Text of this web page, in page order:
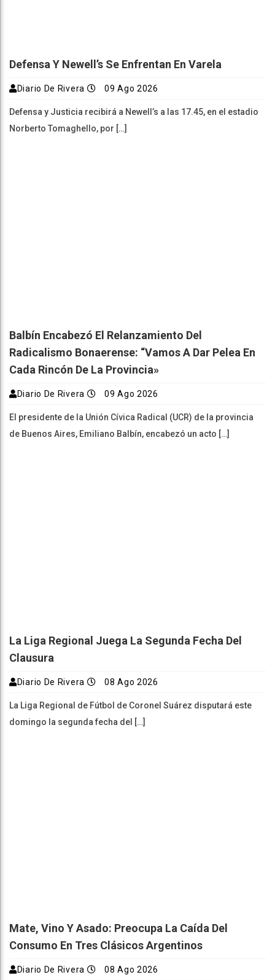
Defensa Y Newell’s Se Enfrentan En Varela
Diario De Rivera 09 Ago 2026
Defensa y Justicia recibirá a Newell’s a las 17.45, en el estadio
Norberto Tomaghello, por […]
Balbín Encabezó El Relanzamiento Del
Radicalismo Bonaerense: “Vamos A Dar Pelea En
Cada Rincón De La Provincia»
Diario De Rivera 09 Ago 2026
El presidente de la Unión Cívica Radical (UCR) de la provincia
de Buenos Aires, Emiliano Balbín, encabezó un acto […]
La Liga Regional Juega La Segunda Fecha Del
Clausura
Diario De Rivera 08 Ago 2026
La Liga Regional de Fútbol de Coronel Suárez disputará este
domingo la segunda fecha del […]
Mate, Vino Y Asado: Preocupa La Caída Del
Consumo En Tres Clásicos Argentinos
Diario De Rivera 08 Ago 2026